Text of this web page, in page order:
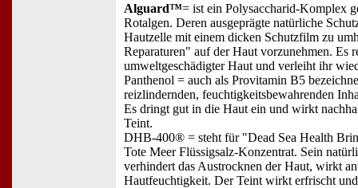
Alguard™= ist ein Polysaccharid-Komplex
Rotalgen. Deren ausgeprägte natürliche
Hautzelle mit einem dicken Schutzfilm zu
Reparaturen" auf der Haut vorzunehmen. Es
umweltgeschädigter Haut und verleiht ihr
Panthenol = auch als Provitamin B5
reizlindernden, feuchtigkeitsbewahrenden
Es dringt gut in die Haut ein und wirkt
Teint.
DHB-400® = steht für "Dead Sea Health
Tote Meer Flüssigsalz-Konzentrat. Sein
verhindert das Austrocknen der Haut, wirkt
Hautfeuchtigkeit. Der Teint wirkt erfrischt